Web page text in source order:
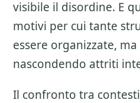
visibile il disordine. E
motivi per cui tante
essere organizzate,
nascondendo attriti
Il confronto tra